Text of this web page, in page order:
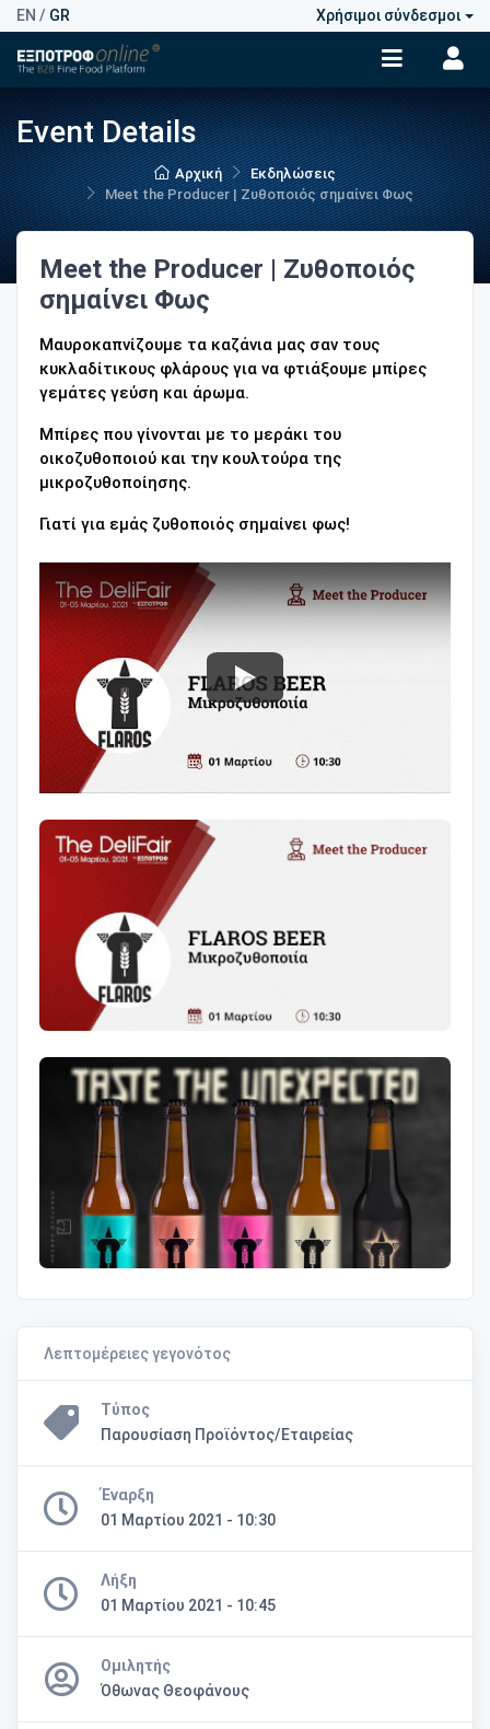
EN / GR Χρήσιμοι σύνδεσμοι
Event Details
Αρχική
Εκδηλώσεις
Meet the Producer | Ζυθοποιός σημαίνει Φως
Meet the Producer | Ζυθοποιός
σημαίνει Φως
Μαυροκαπνίζουμε τα καζάνια μας σαν τους
κυκλαδίτικους φλάρους για να φτιάξουμε μπίρες
γεμάτες γεύση και άρωμα.
Μπίρες που γίνονται με το μεράκι του
οικοζυθοποιού και την κουλτούρα της
μικροζυθοποίησης.
Γιατί για εμάς ζυθοποιός σημαίνει φως!
Λεπτομέρειες γεγονότος
Τύπος
Παρουσίαση Προϊόντος/Εταιρείας
Έναρξη
01 Μαρτίου 2021 - 10:30
Λήξη
01 Μαρτίου 2021 - 10:45
Ομιλητής
Όθωνας Θεοφάνους